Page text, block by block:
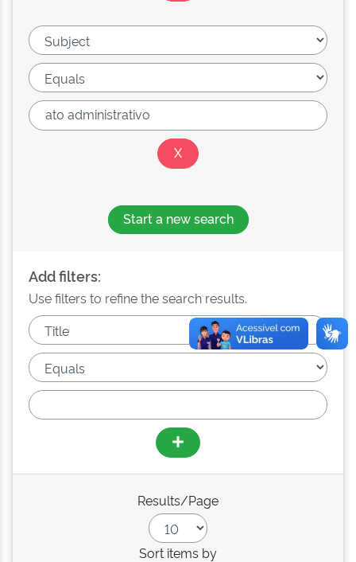
Start a new search
Add filters:
Use filters to refine the search results.
Results/Page
Sort items by